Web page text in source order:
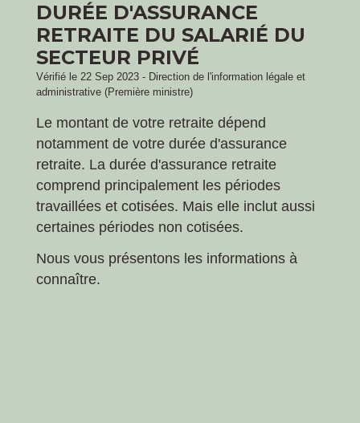
DURÉE D'ASSURANCE
RETRAITE DU SALARIÉ DU
SECTEUR PRIVÉ
Vérifié le 22 Sep 2023 - Direction de l'information légale et
administrative (Première ministre)
Le montant de votre retraite dépend
notamment de votre durée d'assurance
retraite. La durée d'assurance retraite
comprend principalement les périodes
travaillées et cotisées. Mais elle inclut aussi
certaines périodes non cotisées.
Nous vous présentons les informations à
connaître.